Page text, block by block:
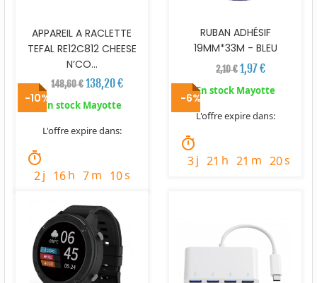
APPAREIL A RACLETTE
TEFAL RE12C812 CHEESE
N’CO...
148,60 €138,20 €
En stock Mayotte
L'offre expire dans:
timer
2j 16h 7m 9 s
RUBAN ADHÉSIF
19MM*33M - BLEU
2,10 €1,97 €
En stock Mayotte
L'offre expire dans:
timer
3j 21 h 21 m 19s
-10% -6%